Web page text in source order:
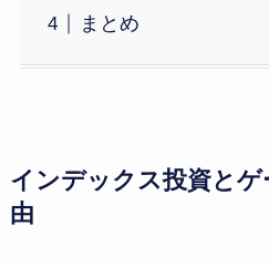
まとめ
インデックス投資と
由